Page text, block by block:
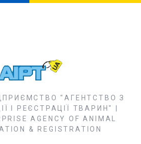
"АГЕНТСТВО З
І РЕЄСТРАЦІЇ ТВАРИН" |
AGENCY OF ANIMAL
& REGISTRATION